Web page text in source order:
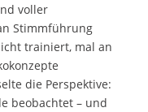
voller
Stimmführung
trainiert, mal an
die Perspektive:
beobachtet – und